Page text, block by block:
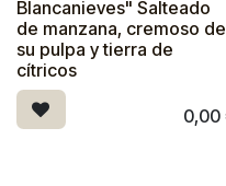
Blancanieves" Salteado
de manzana, cremoso de
su pulpa y tierra de
cítricos
0,00